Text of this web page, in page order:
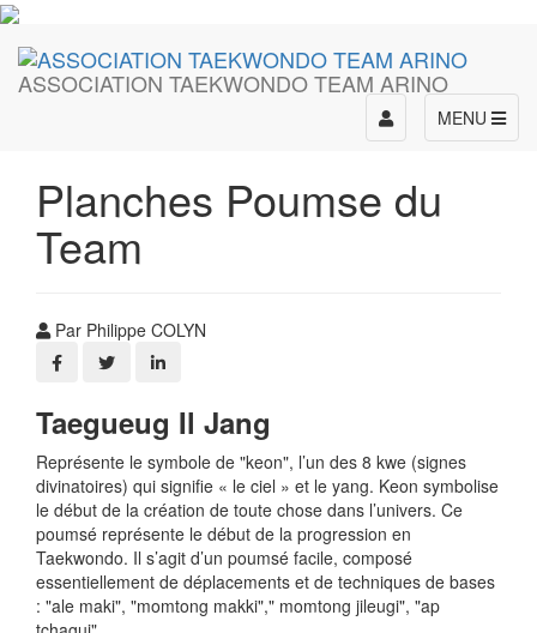
ASSOCIATION TAEKWONDO TEAM ARINO
MENU
Toggle
navigation
Planches Poumse du
Team
Par Philippe COLYN
Taegueug Il Jang
Représente le symbole de "keon", l’un des 8 kwe (signes
divinatoires) qui signifie « le ciel » et le yang. Keon symbolise
le début de la création de toute chose dans l’univers. Ce
poumsé représente le début de la progression en
Taekwondo. Il s’agit d’un poumsé facile, composé
essentiellement de déplacements et de techniques de bases
: "ale maki", "momtong makki"," momtong jileugi", "ap